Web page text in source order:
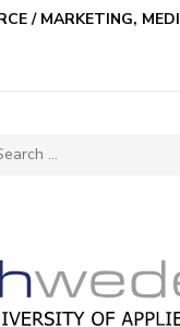
/ MARKETING,